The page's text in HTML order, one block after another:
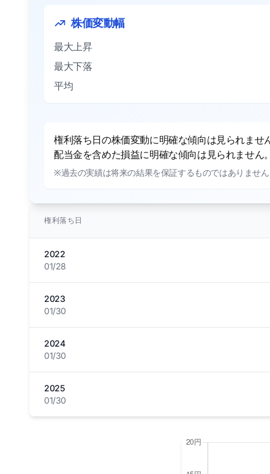
株価変動幅
最大上昇
最大下落
平均
権利落ち日の株価変動に明確な傾向は見られませ
配当金を含めた損益に明確な傾向は見られません
※過去の実績は将来の結果を保証するものではありませ
権利落ち日
2022
01/28
2023
01/30
2024
01/30
2025
01/30